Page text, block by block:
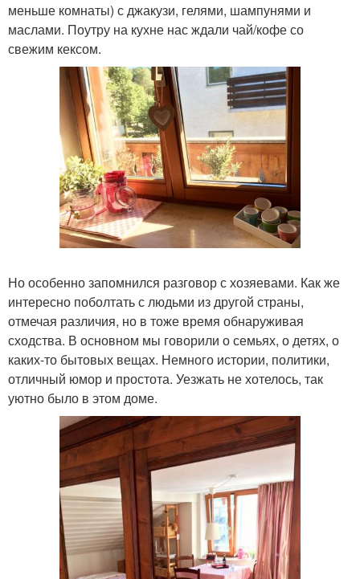
меньше комнаты) с джакузи, гелями, шампунями и
маслами. Поутру на кухне нас ждали чай/кофе со
свежим кексом.
Но особенно запомнился разговор с хозяевами. Как же
интересно поболтать с людьми из другой страны,
отмечая различия, но в тоже время обнаруживая
сходства. В основном мы говорили о семьях, о детях, о
каких-то бытовых вещах. Немного истории, политики,
отличный юмор и простота. Уезжать не хотелось, так
уютно было в этом доме.